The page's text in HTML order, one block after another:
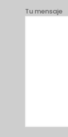
Tu mensaje